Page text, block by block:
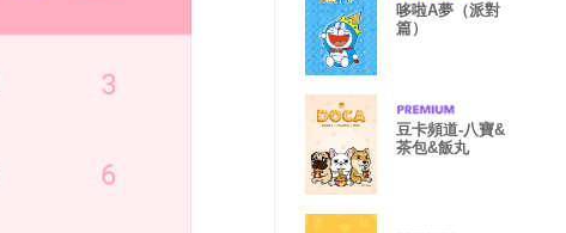
哆啦A夢（派對
篇）
豆卡頻道-八寶&
茶包&飯丸